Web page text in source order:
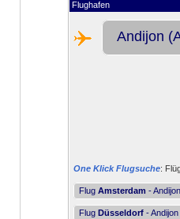
Flughafen
Andijon
One Klick Flugsuche:
Flug Amsterdam -
Flug Düsseldorf -